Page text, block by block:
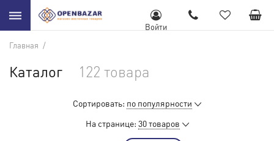
Войти
Главная /
Каталог 122 товара
Сортировать: по популярности
На странице: 30 товаров